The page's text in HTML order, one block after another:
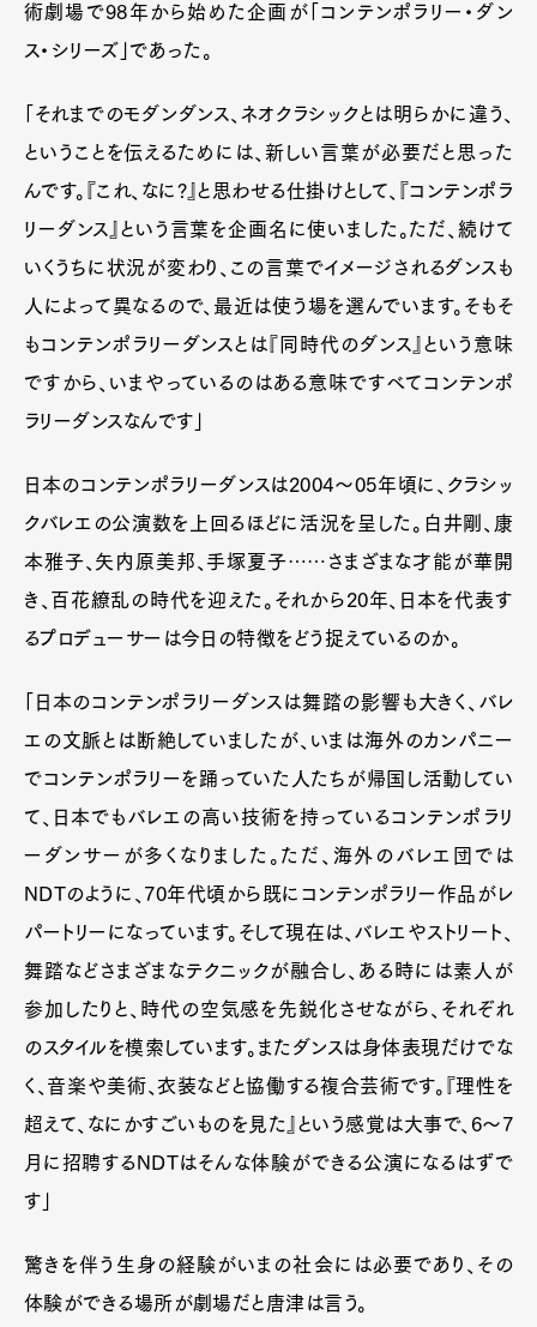
術劇場で98年から始めた企画が「コンテンポラリー・ダン
ス・シリーズ」であった。
「それまでのモダンダンス、ネオクラシックとは明らかに違う、
ということを伝えるためには、新しい言葉が必要だと思った
んです。『これ、なに?』と思わせる仕掛けとして、『コンテンポラ
リーダンス』という言葉を企画名に使いました。ただ、続けて
いくうちに状況が変わり、この言葉でイメージされるダンスも
人によって異なるので、最近は使う場を選んでいます。そもそ
もコンテンポラリーダンスとは『同時代のダンス』という意味
ですから、いまやっているのはある意味ですべてコンテンポ
ラリーダンスなんです」
日本のコンテンポラリーダンスは2004〜05年頃に、クラシッ
クバレエの公演数を上回るほどに活況を呈した。白井剛、康
本雅子、矢内原美邦、手塚夏子……さまざまな才能が華開
き、百花繚乱の時代を迎えた。それから20年、日本を代表す
るプロデューサーは今日の特徴をどう捉えているのか。
「日本のコンテンポラリーダンスは舞踏の影響も大きく、バレ
エの文脈とは断絶していましたが、いまは海外のカンパニー
でコンテンポラリーを踊っていた人たちが帰国し活動してい
て、日本でもバレエの高い技術を持っているコンテンポラリ
ーダンサーが多くなりました。ただ、海外のバレエ団では
NDTのように、70年代頃から既にコンテンポラリー作品がレ
パートリーになっています。そして現在は、バレエやストリート、
舞踏などさまざまなテクニックが融合し、ある時には素人が
参加したりと、時代の空気感を先鋭化させながら、それぞれ
のスタイルを模索しています。またダンスは身体表現だけでな
く、音楽や美術、衣装などと協働する複合芸術です。『理性を
超えて、なにかすごいものを見た』という感覚は大事で、6〜7
月に招聘するNDTはそんな体験ができる公演になるはずで
す」
驚きを伴う生身の経験がいまの社会には必要であり、その
体験ができる場所が劇場だと唐津は言う。